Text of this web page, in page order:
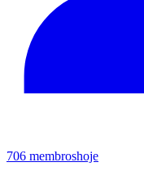
706 membroshoje